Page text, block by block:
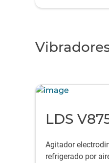
LDS
Agitador
refrigerado por